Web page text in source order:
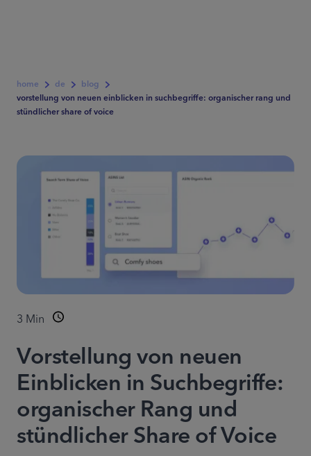
home de
blog
vorstellung von neuen einblicken in suchbegriffe: organischer rang und
stündlicher share of voice
3 Min
Vorstellung von neuen
Einblicken in Suchbegriffe:
organischer Rang und
stündlicher Share of Voice